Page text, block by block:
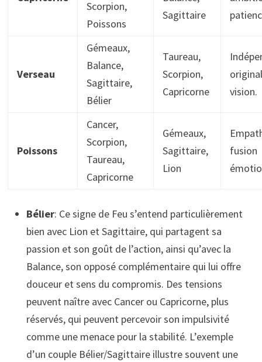
Scorpion,
Poissons
Sagittaire
Verseau
Gémeaux,
Balance,
Sagittaire,
Bélier
Taureau,
Scorpion,
Capricorne
vision.
Poissons
Cancer,
Scorpion,
Taureau,
Capricorne
Gémeaux,
Sagittaire,
Lion
fusion
Bélier: Ce signe de Feu s’entend particulièrement
bien avec Lion et Sagittaire, qui partagent sa
passion et son goût de l’action, ainsi qu’avec la
Balance, son opposé complémentaire qui lui offre
douceur et sens du compromis. Des tensions
peuvent naître avec Cancer ou Capricorne, plus
réservés, qui peuvent percevoir son impulsivité
comme une menace pour la stabilité. L’exemple
d’un couple Bélier/Sagittaire illustre souvent une